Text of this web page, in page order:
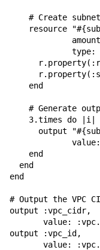
# Create
resource
type:
    end
# Generate
    3.times do |i|
output
    end
  end
end
# Output the VPC
output :vpc_cidr,
value:
output :vpc_id,
value: